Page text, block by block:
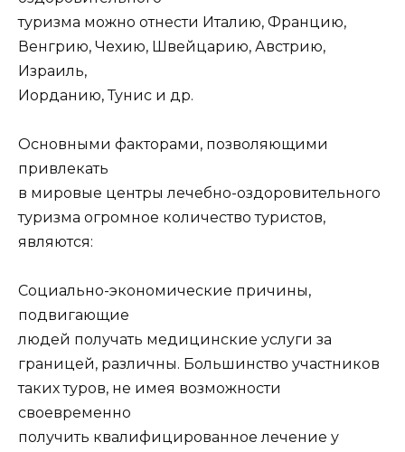
туризма можно отнести Италию, Францию,
Венгрию, Чехию, Швейцарию, Австрию,
Израиль,
Иорданию, Тунис и др.
Основными факторами, позволяющими
привлекать
в мировые центры лечебно-оздоровительного
туризма огромное количество туристов,
являются:
Социально-экономические причины,
подвигающие
людей получать медицинские услуги за
границей, различны. Большинство участников
таких туров, не имея возможности
своевременно
получить квалифицированное лечение у